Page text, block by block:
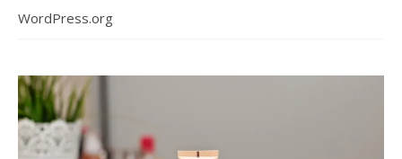
WordPress.org